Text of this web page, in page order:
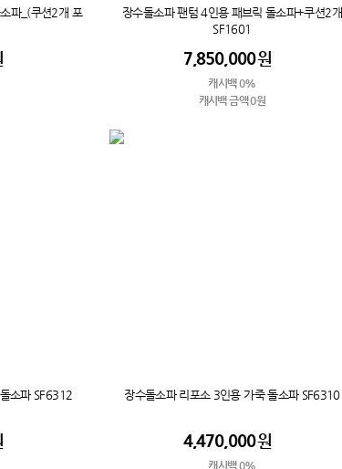
파_(쿠션2개 포
장수돌소파 팬텀 4인용 패브릭 돌소파+쿠션2개
SF1601
7,850,000원
캐시백 0%
캐시백 금액 0원
소파 SF6312 장수돌소파 리포소 3인용 가죽 돌소파 SF6310
4,470,000원
캐시백 0%